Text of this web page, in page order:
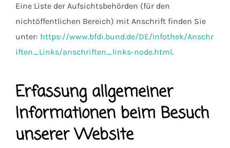
Eine Liste der Aufsichtsbehörden (für den
nichtöffentlichen Bereich) mit Anschrift finden Sie
unter: https://www.bfdi.bund.de/DE/Infothek/Anschr
iften_Links/anschriften_links-node.html.
Erfassung allgemeiner
Informationen beim Besuch
unserer Website